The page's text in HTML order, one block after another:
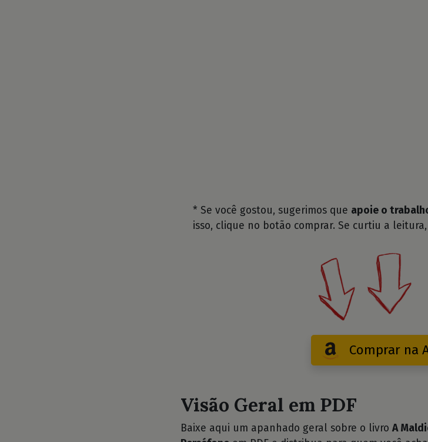
* Se você gostou, sugerimos que apoie o
isso, clique no botão comprar. Se curtiu a
Comprar na
Visão Geral em PDF
Baixe aqui um apanhado geral sobre o livro A